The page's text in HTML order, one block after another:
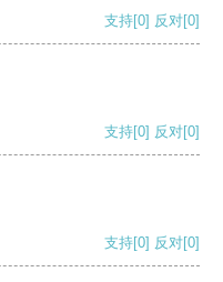
支持[0] 反对[0]
支持[0] 反对[0]
支持[0] 反对[0]